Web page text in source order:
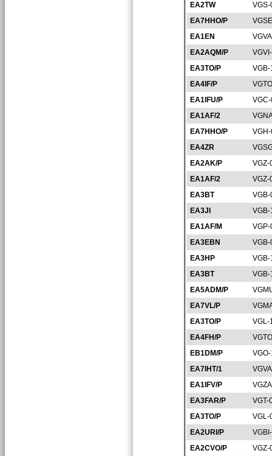
EA2TW
EA7HHO/P
EA1EN
EA2AQM/P
EA3TO/P
EA4IF/P
EA1IFU/P
EA1AF/2
EA7HHO/P
EA4ZR
EA2AK/P
VGZ-
EA1AF/2
VGZ-
EA3BT
EA3JI
EA1AF/M
EA3EBN
EA3HP
VGB-
EA3BT
EA5ADM/P
EA7VL/P
EA3TO/P
VGL-
EA4FH/P
EB1DM/P
EA7IHT/1
EA1IFV/P
EA3FAR/P
VGT-
EA3TO/P
VGL-
EA2URI/P
EA2CVO/P
VGZ-